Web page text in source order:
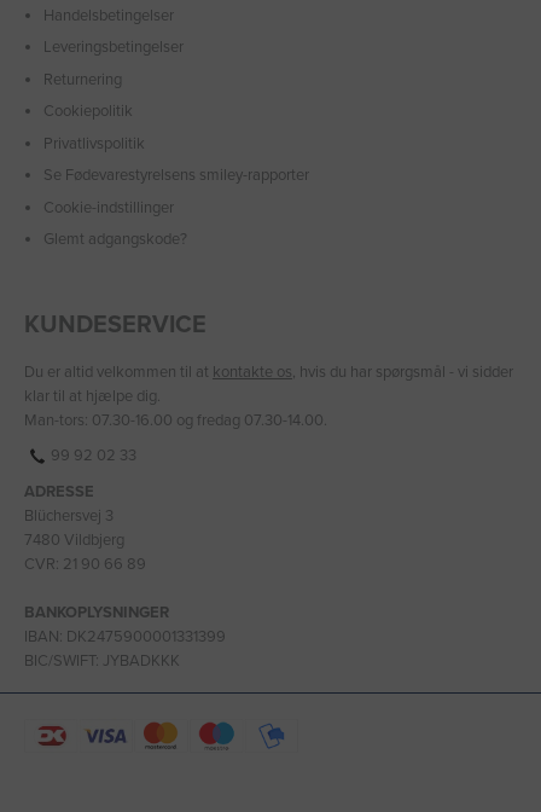
Handelsbetingelser
Leveringsbetingelser
Returnering
Cookiepolitik
Privatlivspolitik
Se Fødevarestyrelsens smiley-rapporter
Cookie-indstillinger
Glemt adgangskode?
KUNDESERVICE
Du er altid velkommen til at kontakte os, hvis du har spørgsmål - vi sidder
klar til at hjælpe dig.
Man-tors: 07.30-16.00 og fredag 07.30-14.00.
99 92 02 33
ADRESSE
Blüchersvej 3
7480 Vildbjerg
CVR: 21 90 66 89
BANKOPLYSNINGER
IBAN: DK2475900001331399
BIC/SWIFT: JYBADKKK